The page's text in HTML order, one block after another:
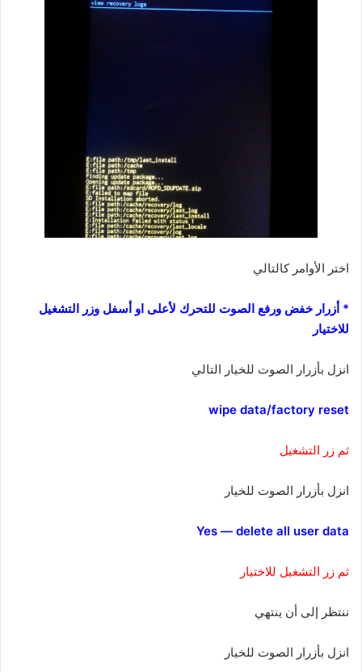
اختر الأوامر كالتالي
* أزرار خفض ورفع الصوت للتحرك لأعلى او أسفل وزر التشغيل
للاختيار
انزل بأزرار الصوت للخيار التالي
wipe data/factory reset
ثم زر التشغيل
انزل بأزرار الصوت للخيار
Yes — delete all user data
ثم زر التشغيل للاختيار
ننتظر إلى أن ينتهي
انزل بأزرار الصوت للخيار